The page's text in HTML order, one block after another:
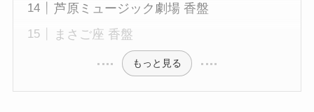
芦原ミュージック劇場 香盤
まさご座 香盤
もっと見る